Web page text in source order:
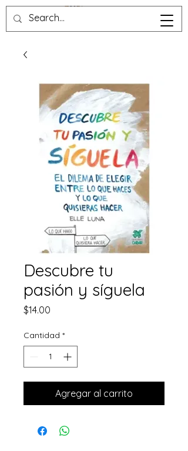
Descubre tu
pasión y síguela
$14.00
Cantidad *
Agregar al carrito